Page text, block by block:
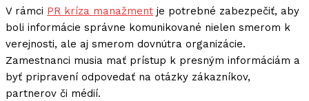
V rámci PR kríza manažment je potrebné zabezpečiť, aby
boli informácie správne komunikované nielen smerom k
verejnosti, ale aj smerom dovnútra organizácie.
Zamestnanci musia mať prístup k presným informáciám a
byť pripravení odpovedať na otázky zákazníkov,
partnerov či médií.